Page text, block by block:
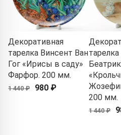
Декоративная
тарелка Винсент Ван
Гог «Ирисы в саду»
Фарфор. 200 мм.
1 440 ₽ 980 ₽
200 мм.
1 440 ₽